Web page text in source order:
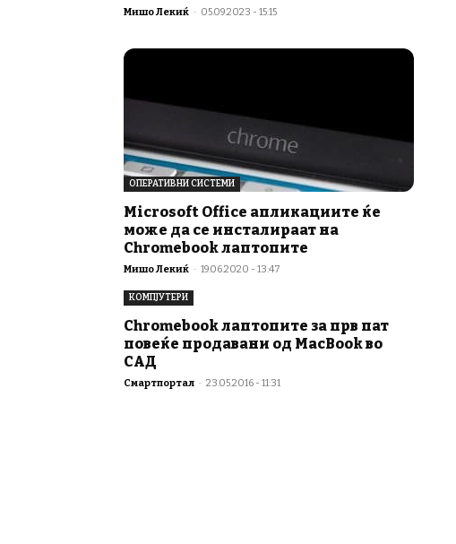
Мишо Лекиќ - 05.09.2023 - 15:15
ОПЕРАТИВНИ СИСТЕМИ
Microsoft Office апликациите ќе
може да се инсталираат на
Chromebook лаптопите
Мишо Лекиќ - 19.06.2020 - 13:47
КОМПЈУТЕРИ
Chromebook лаптопите за прв пат
повеќе продавани од MacBook во
САД
Смартпортал - 23.05.2016 - 11:31